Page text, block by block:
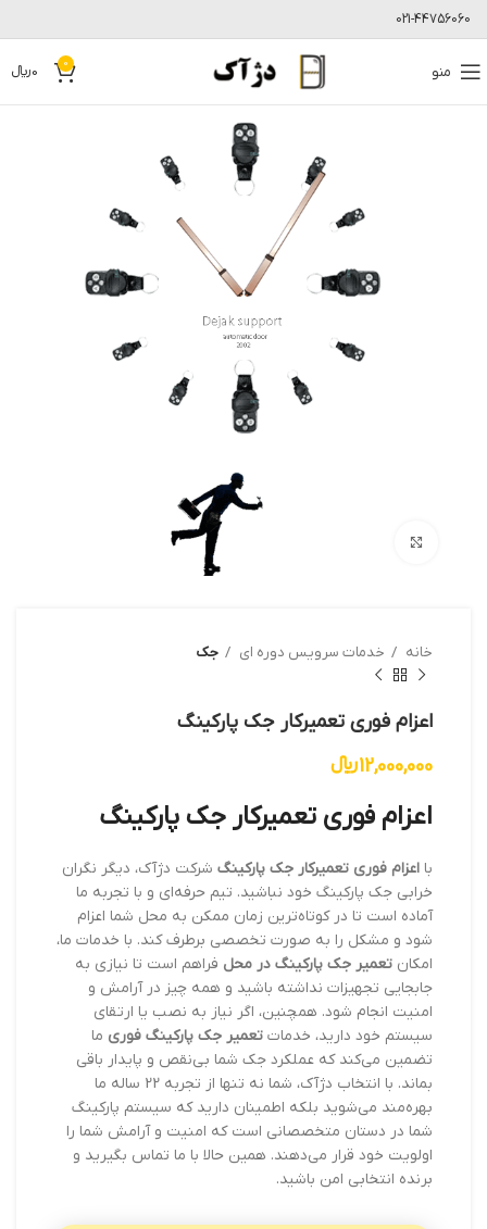
021-44756060
منو 0
0﷼
خانه خدمات سرویس دوره ای جک
اعزام فوری تعمیرکار جک پارکینگ
12,000,000﷼
اعزام فوری تعمیرکار جک پارکینگ
با اعزام فوری تعمیرکار جک پارکینگ شرکت دژآک، دیگر نگران
خرابی جک پارکینگ خود نباشید. تیم حرفه‌ای و با تجربه ما
آماده است تا در کوتاه‌ترین زمان ممکن به محل شما اعزام
شود و مشکل را به صورت تخصصی برطرف کند. با خدمات ما،
امکان تعمیر جک پارکینگ در محل فراهم است تا نیازی به
جابجایی تجهیزات نداشته باشید و همه چیز در آرامش و
امنیت انجام شود. همچنین، اگر نیاز به نصب یا ارتقای
سیستم خود دارید، خدمات تعمیر جک پارکینگ فوری ما
تضمین می‌کند که عملکرد جک شما بی‌نقص و پایدار باقی
بماند. با انتخاب دژآک، شما نه تنها از تجربه 22 ساله ما
بهره‌مند می‌شوید بلکه اطمینان دارید که سیستم پارکینگ
شما در دستان متخصصانی است که امنیت و آرامش شما را
اولویت خود قرار می‌دهند. همین حالا با ما تماس بگیرید و
برنده انتخابی امن باشید.